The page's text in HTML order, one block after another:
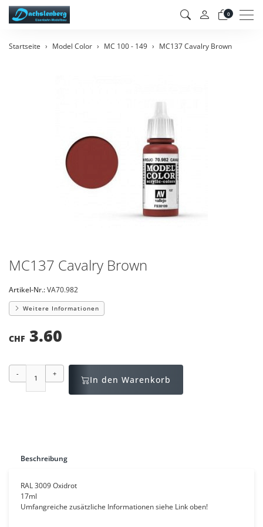
0
Startseite Model Color MC 100 - 149 MC137 Cavalry Brown
MC137 Cavalry Brown
Artikel-Nr.:VA70.982
Weitere Informationen
CHF 3.60
- +
In den Warenkorb
Beschreibung
RAL 3009 Oxidrot
17ml
Umfangreiche zusätzliche Informationen siehe Link oben!